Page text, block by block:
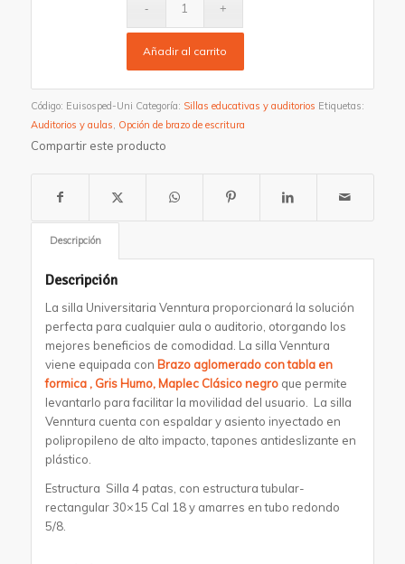
Añadir al carrito
Código: Euisosped-Uni Categoría: Sillas educativas y auditorios Etiquetas:
Auditorios y aulas, Opción de brazo de escritura
Compartir este producto
Descripción
Descripción
La silla Universitaria Venntura proporcionará la solución
perfecta para cualquier aula o auditorio, otorgando los
mejores beneficios de comodidad. La silla Venntura
viene equipada con Brazo aglomerado con tabla en
formica , Gris Humo, Maplec Clásico negro que permite
levantarlo para facilitar la movilidad del usuario. La silla
Venntura cuenta con espaldar y asiento inyectado en
polipropileno de alto impacto, tapones antideslizante en
plástico.
Estructura Silla 4 patas, con estructura tubular-
rectangular 30×15 Cal 18 y amarres en tubo redondo
5/8.